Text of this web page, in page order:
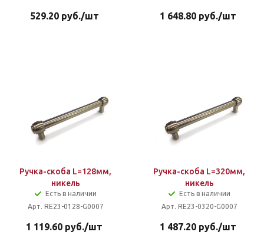
529.20руб./шт 1 648.80 руб./шт
Ручка-скоба L=128мм,
никель
Есть в наличии
Арт. RE23-0128-G0007
1 119.60 руб./шт
Ручка-скоба L=320мм,
никель
Есть в наличии
Арт. RE23-0320-G0007
1 487.20 руб./шт